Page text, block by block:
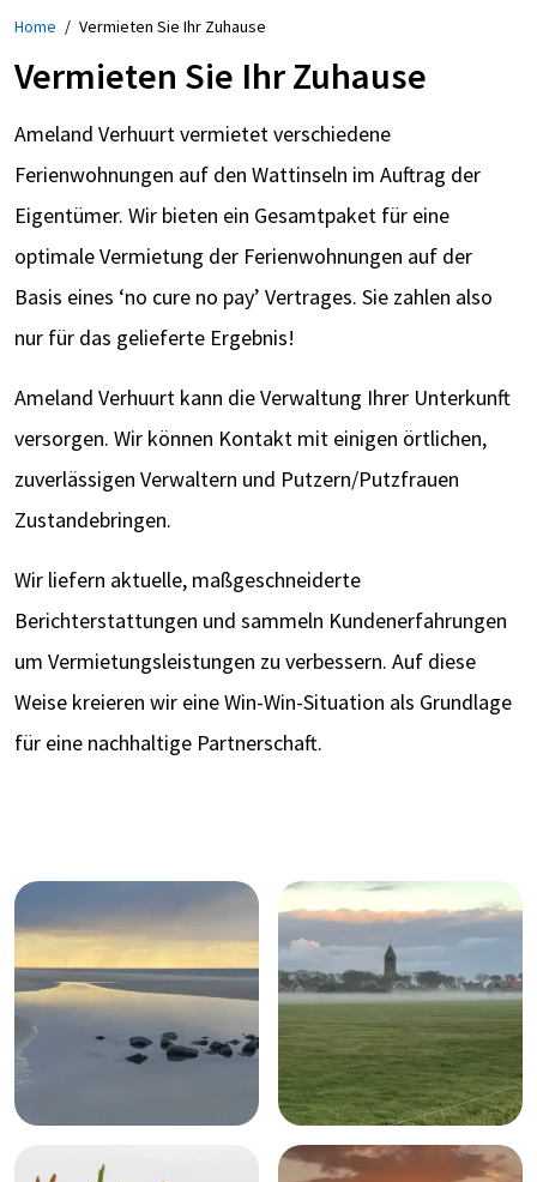
Home / Vermieten Sie Ihr Zuhause
Vermieten Sie Ihr Zuhause
Ameland Verhuurt vermietet verschiedene
Ferienwohnungen auf den Wattinseln im Auftrag der
Eigentümer. Wir bieten ein Gesamtpaket für eine
optimale Vermietung der Ferienwohnungen auf der
Basis eines ‘no cure no pay’ Vertrages. Sie zahlen also
nur für das gelieferte Ergebnis!
Ameland Verhuurt kann die Verwaltung Ihrer Unterkunft
versorgen. Wir können Kontakt mit einigen örtlichen,
zuverlässigen Verwaltern und Putzern/Putzfrauen
Zustandebringen.
Wir liefern aktuelle, maßgeschneiderte
Berichterstattungen und sammeln Kundenerfahrungen
um Vermietungsleistungen zu verbessern. Auf diese
Weise kreieren wir eine Win-Win-Situation als Grundlage
für eine nachhaltige Partnerschaft.